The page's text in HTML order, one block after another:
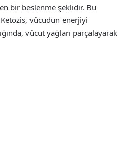
bir beslenme şeklidir. Bu
vücudun enerjiyi
vücut yağları parçalayarak